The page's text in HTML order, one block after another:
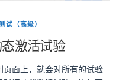
试（高级）
激活试验
面上，就会对所有的试验